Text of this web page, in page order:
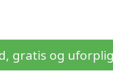
gratis og